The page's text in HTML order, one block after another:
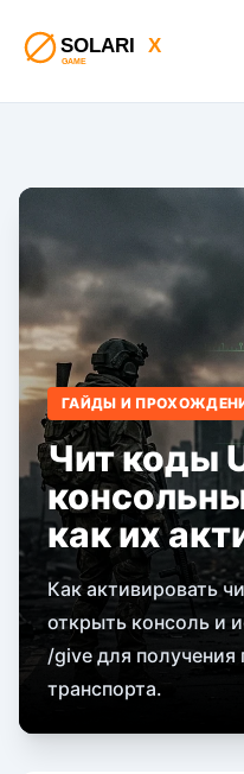
ГАЙДЫ И
Чит коды
как их
Как активировать
открыть консоль и
/give для
транспорта.